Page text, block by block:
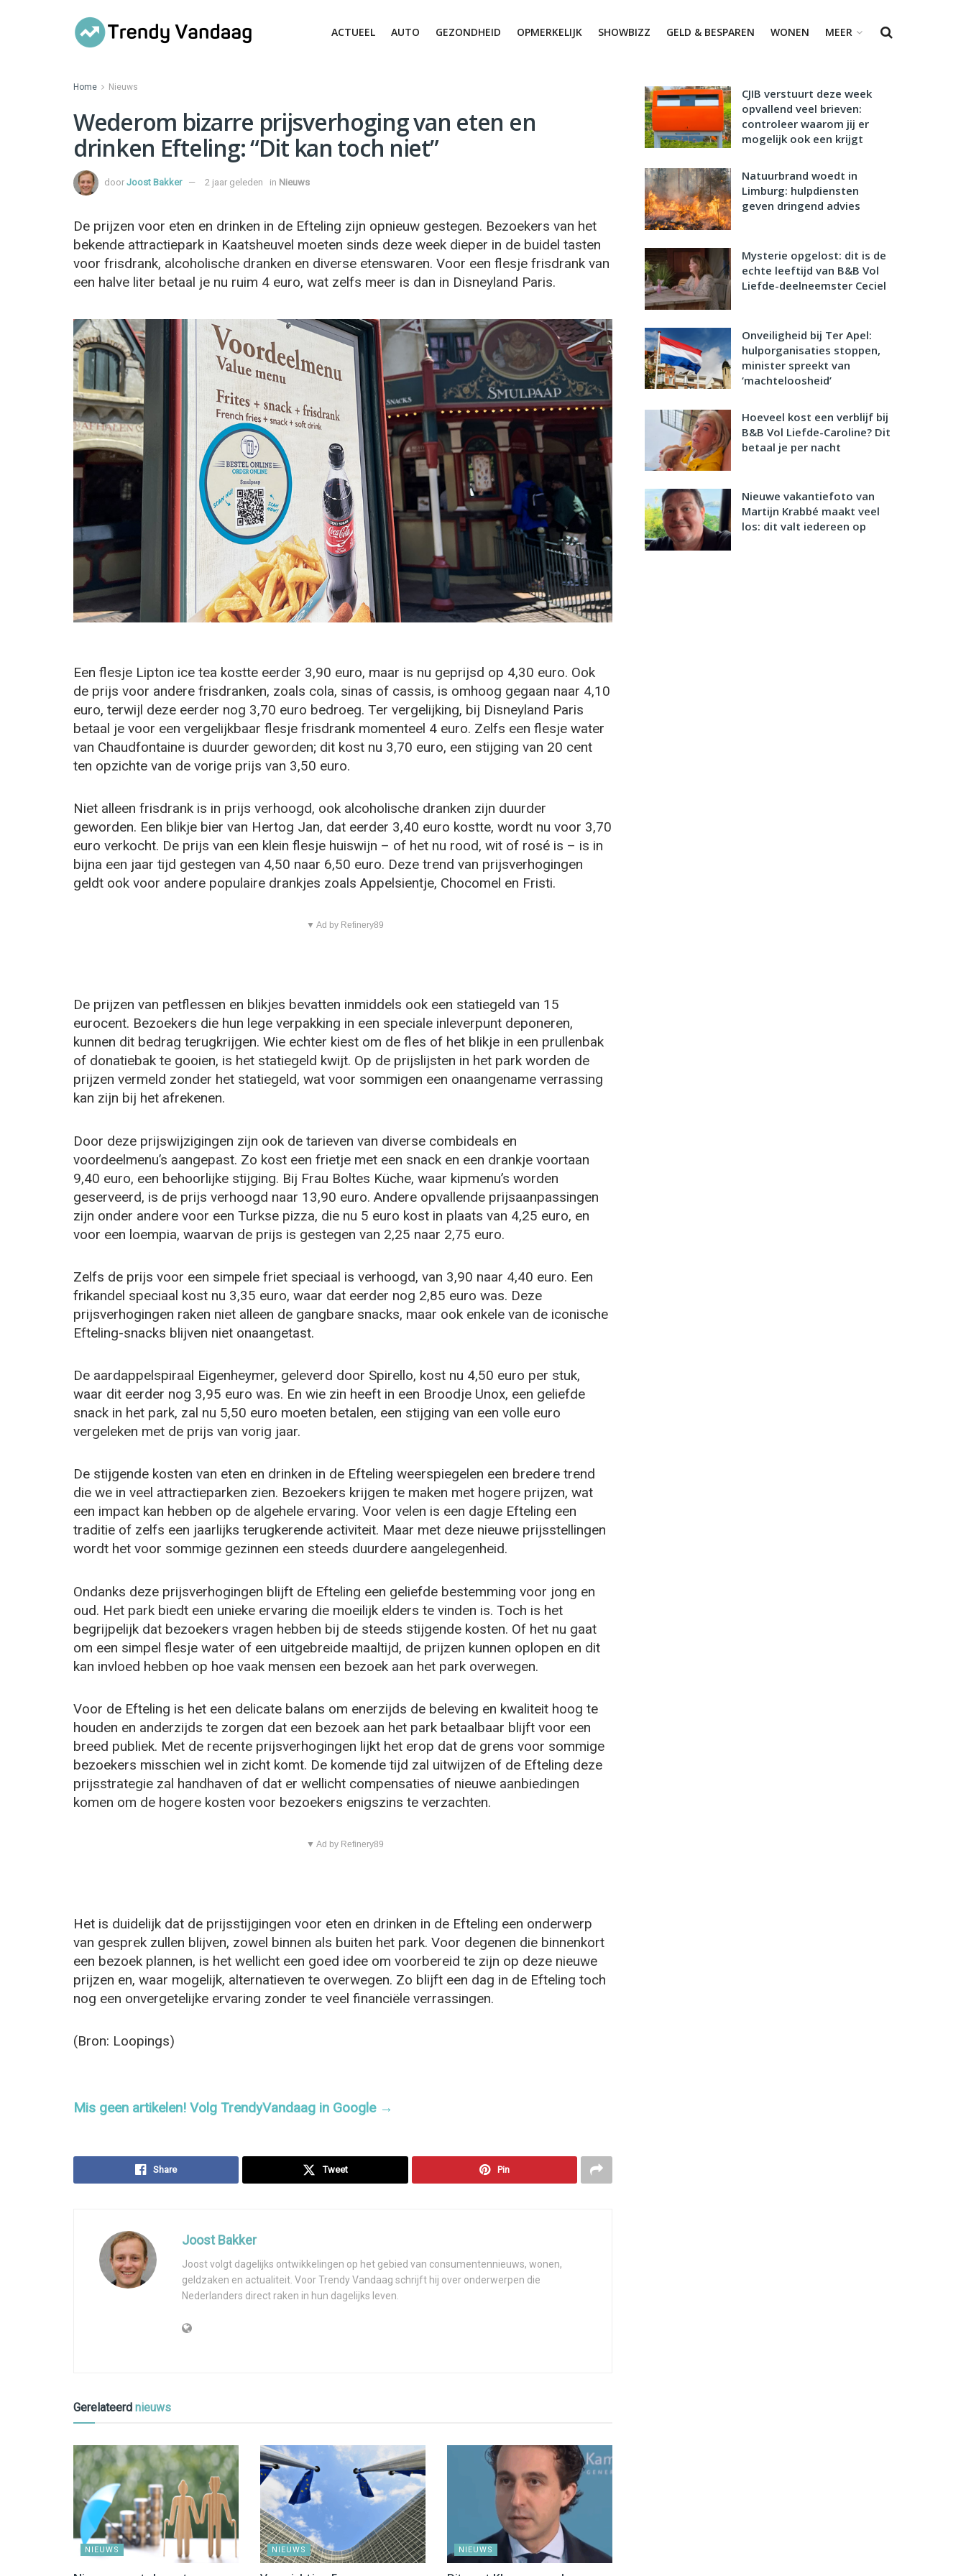
ACTUEEL AUTO GEZONDHEID OPMERKELIJK SHOWBIZZ GELD & BESPAREN WONEN MEER
Home Nieuws
Wederom bizarre prijsverhoging van eten en
drinken Efteling: “Dit kan toch niet”
door Joost Bakker 2 jaar geleden in Nieuws
De prijzen voor eten en drinken in de Efteling zijn opnieuw gestegen. Bezoekers van het
bekende attractiepark in Kaatsheuvel moeten sinds deze week dieper in de buidel tasten
voor frisdrank, alcoholische dranken en diverse etenswaren. Voor een flesje frisdrank van
een halve liter betaal je nu ruim 4 euro, wat zelfs meer is dan in Disneyland Paris.
Een flesje Lipton ice tea kostte eerder 3,90 euro, maar is nu geprijsd op 4,30 euro. Ook
de prijs voor andere frisdranken, zoals cola, sinas of cassis, is omhoog gegaan naar 4,10
euro, terwijl deze eerder nog 3,70 euro bedroeg. Ter vergelijking, bij Disneyland Paris
betaal je voor een vergelijkbaar flesje frisdrank momenteel 4 euro. Zelfs een flesje water
van Chaudfontaine is duurder geworden; dit kost nu 3,70 euro, een stijging van 20 cent
ten opzichte van de vorige prijs van 3,50 euro.
Niet alleen frisdrank is in prijs verhoogd, ook alcoholische dranken zijn duurder
geworden. Een blikje bier van Hertog Jan, dat eerder 3,40 euro kostte, wordt nu voor 3,70
euro verkocht. De prijs van een klein flesje huiswijn – of het nu rood, wit of rosé is – is in
bijna een jaar tijd gestegen van 4,50 naar 6,50 euro. Deze trend van prijsverhogingen
geldt ook voor andere populaire drankjes zoals Appelsientje, Chocomel en Fristi.
▼ Ad by Refinery89
De prijzen van petflessen en blikjes bevatten inmiddels ook een statiegeld van 15
eurocent. Bezoekers die hun lege verpakking in een speciale inleverpunt deponeren,
kunnen dit bedrag terugkrijgen. Wie echter kiest om de fles of het blikje in een prullenbak
of donatiebak te gooien, is het statiegeld kwijt. Op de prijslijsten in het park worden de
prijzen vermeld zonder het statiegeld, wat voor sommigen een onaangename verrassing
kan zijn bij het afrekenen.
Door deze prijswijzigingen zijn ook de tarieven van diverse combideals en
voordeelmenu’s aangepast. Zo kost een frietje met een snack en een drankje voortaan
9,40 euro, een behoorlijke stijging. Bij Frau Boltes Küche, waar kipmenu’s worden
geserveerd, is de prijs verhoogd naar 13,90 euro. Andere opvallende prijsaanpassingen
zijn onder andere voor een Turkse pizza, die nu 5 euro kost in plaats van 4,25 euro, en
voor een loempia, waarvan de prijs is gestegen van 2,25 naar 2,75 euro.
Zelfs de prijs voor een simpele friet speciaal is verhoogd, van 3,90 naar 4,40 euro. Een
frikandel speciaal kost nu 3,35 euro, waar dat eerder nog 2,85 euro was. Deze
prijsverhogingen raken niet alleen de gangbare snacks, maar ook enkele van de iconische
Efteling-snacks blijven niet onaangetast.
De aardappelspiraal Eigenheymer, geleverd door Spirello, kost nu 4,50 euro per stuk,
waar dit eerder nog 3,95 euro was. En wie zin heeft in een Broodje Unox, een geliefde
snack in het park, zal nu 5,50 euro moeten betalen, een stijging van een volle euro
vergeleken met de prijs van vorig jaar.
De stijgende kosten van eten en drinken in de Efteling weerspiegelen een bredere trend
die we in veel attractieparken zien. Bezoekers krijgen te maken met hogere prijzen, wat
een impact kan hebben op de algehele ervaring. Voor velen is een dagje Efteling een
traditie of zelfs een jaarlijks terugkerende activiteit. Maar met deze nieuwe prijsstellingen
wordt het voor sommige gezinnen een steeds duurdere aangelegenheid.
Ondanks deze prijsverhogingen blijft de Efteling een geliefde bestemming voor jong en
oud. Het park biedt een unieke ervaring die moeilijk elders te vinden is. Toch is het
begrijpelijk dat bezoekers vragen hebben bij de steeds stijgende kosten. Of het nu gaat
om een simpel flesje water of een uitgebreide maaltijd, de prijzen kunnen oplopen en dit
kan invloed hebben op hoe vaak mensen een bezoek aan het park overwegen.
Voor de Efteling is het een delicate balans om enerzijds de beleving en kwaliteit hoog te
houden en anderzijds te zorgen dat een bezoek aan het park betaalbaar blijft voor een
breed publiek. Met de recente prijsverhogingen lijkt het erop dat de grens voor sommige
bezoekers misschien wel in zicht komt. De komende tijd zal uitwijzen of de Efteling deze
prijsstrategie zal handhaven of dat er wellicht compensaties of nieuwe aanbiedingen
komen om de hogere kosten voor bezoekers enigszins te verzachten.
▼ Ad by Refinery89
Het is duidelijk dat de prijsstijgingen voor eten en drinken in de Efteling een onderwerp
van gesprek zullen blijven, zowel binnen als buiten het park. Voor degenen die binnenkort
een bezoek plannen, is het wellicht een goed idee om voorbereid te zijn op deze nieuwe
prijzen en, waar mogelijk, alternatieven te overwegen. Zo blijft een dag in de Efteling toch
nog een onvergetelijke ervaring zonder te veel financiële verrassingen.
(Bron: Loopings)
Mis geen artikelen! Volg TrendyVandaag in Google →
Share Tweet Pin
Joost Bakker
Joost volgt dagelijks ontwikkelingen op het gebied van consumentennieuws, wonen,
geldzaken en actualiteit. Voor Trendy Vandaag schrijft hij over onderwerpen die
Nederlanders direct raken in hun dagelijks leven.
Gerelateerd nieuws
NIEUWS NIEUWS NIEUWS
CJIB verstuurt deze week
opvallend veel brieven:
controleer waarom jij er
mogelijk ook een krijgt
Natuurbrand woedt in
Limburg: hulpdiensten
geven dringend advies
Mysterie opgelost: dit is de
echte leeftijd van B&B Vol
Liefde-deelneemster Ceciel
Onveiligheid bij Ter Apel:
hulporganisaties stoppen,
minister spreekt van
‘machteloosheid’
Hoeveel kost een verblijf bij
B&B Vol Liefde-Caroline? Dit
betaal je per nacht
Nieuwe vakantiefoto van
Martijn Krabbé maakt veel
los: dit valt iedereen op